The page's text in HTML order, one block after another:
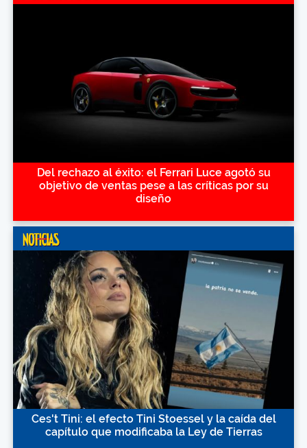
Del rechazo al éxito: el Ferrari Luce agotó su
objetivo de ventas pese a las críticas por su
diseño
Ces't Tini: el efecto Tini Stoessel y la caída del
capítulo que modificaba la Ley de Tierras